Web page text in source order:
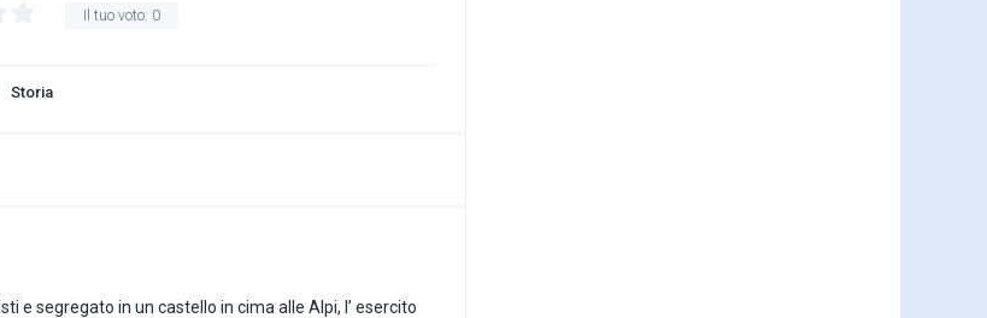
Il tuo voto: 0
Storia
e segregato in un castello in cima alle Alpi, l’ esercito